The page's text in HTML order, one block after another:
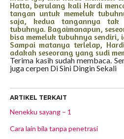
Hatta, berulang kali Hardi
tangan untuk memeluk
saja, kedua tangannya
tubuhnya. Bagaimanapun,
bisa memeluk tubuhnya
Sampai matanya terlelap,
adakah seseorang yang sudi
Terima kasih sudah membaca.
juga cerpen Di Sini Dingin Sekali
ARTIKEL TERKAIT
Nenekku sayang – 1
Cara lain bila tanpa penetrasi